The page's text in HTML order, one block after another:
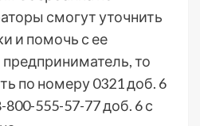
смогут уточнить
и помочь с ее
то
по номеру 0321 доб. 6
555-57-77 доб. 6 с